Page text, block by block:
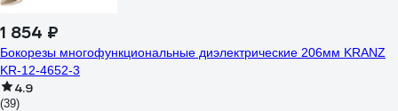
1 854 ₽
Бокорезы многофункциональные диэлектрические 206мм KRANZ
KR-12-4652-3
4.9
(39)